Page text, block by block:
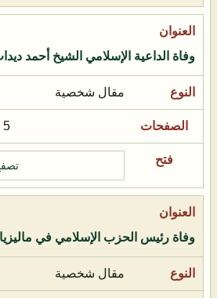
وفاة الداعية الإسلامي الشيخ أحمد
مقال شخصية
5
وفاة رئيس الحزب الإسلامي في
مقال شخصية